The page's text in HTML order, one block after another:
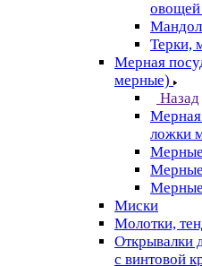
овощей
Терки,
Мерная
мерные)
Назад
Мерная
ложки
Мерные
Миски
Молотки,
Открывалки
с винтовой